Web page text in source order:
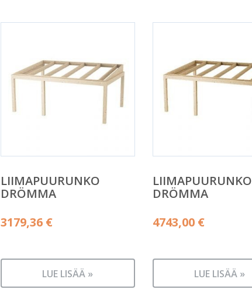
LIIMAPUURUNKO
DRÖMMA
3179,36 €
LUE LISÄÄ »
LIIMAPUURUNKO
DRÖMMA
4743,00 €
LUE LISÄÄ »